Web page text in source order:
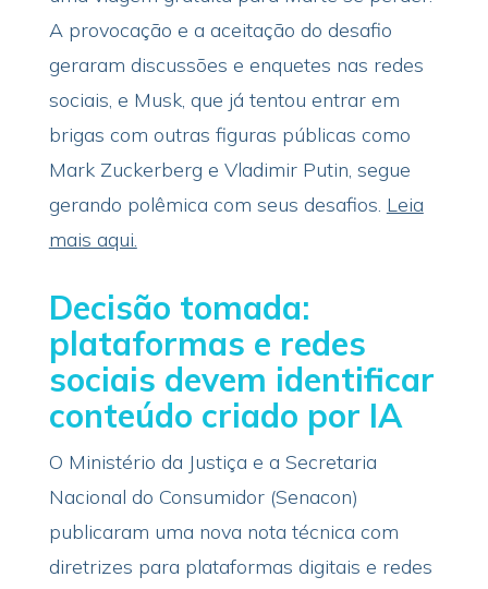
A provocação e a aceitação do desafio
geraram discussões e enquetes nas redes
sociais, e Musk, que já tentou entrar em
brigas com outras figuras públicas como
Mark Zuckerberg e Vladimir Putin, segue
gerando polêmica com seus desafios. Leia
mais aqui.
Decisão tomada:
plataformas e redes
sociais devem identificar
conteúdo criado por IA
O Ministério da Justiça e a Secretaria
Nacional do Consumidor (Senacon)
publicaram uma nova nota técnica com
diretrizes para plataformas digitais e redes